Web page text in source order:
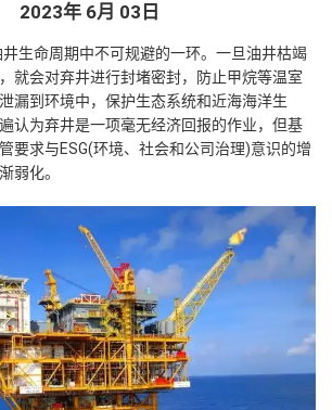
2023年 6月 03日
生命周期中不可规避的一环。一旦油井枯竭
就会对弃井进行封堵密封，防止甲烷等温室
漏到环境中，保护生态系统和近海海洋生
认为弃井是一项毫无经济回报的作业，但基
要求与ESG(环境、社会和公司治理)意识的增
弱化。